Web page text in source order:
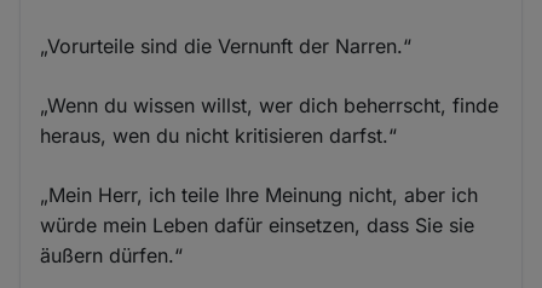
„Vorurteile sind die Vernunft der Narren.“
„Wenn du wissen willst, wer dich beherrscht, finde
heraus, wen du nicht kritisieren darfst.“
„Mein Herr, ich teile Ihre Meinung nicht, aber ich
würde mein Leben dafür einsetzen, dass Sie sie
äußern dürfen.“